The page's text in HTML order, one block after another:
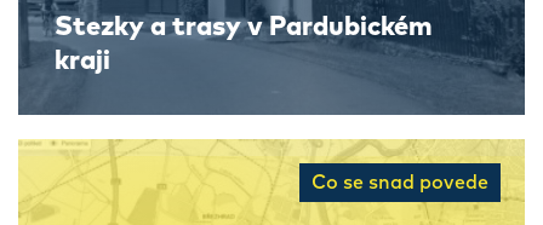
Stezky a trasy v Pardubickém
kraji
Co se snad povede